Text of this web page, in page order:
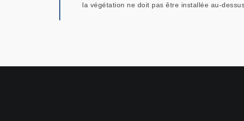
la végétation ne doit pas être installée au-